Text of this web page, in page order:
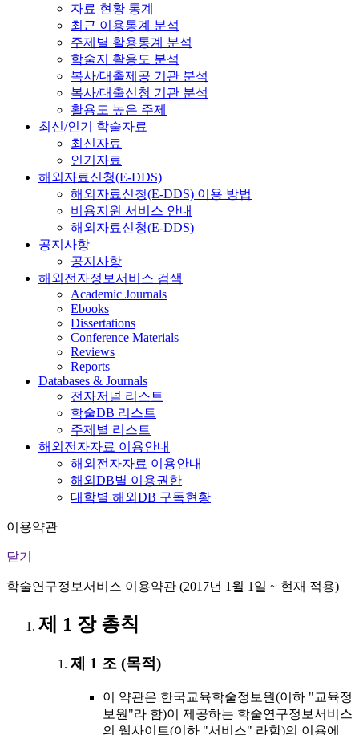
자료 현황 통계
최근 이용통계 분석
주제별 활용통계 분석
학술지 활용도 분석
복사/대출제공 기관 분석
복사/대출신청 기관 분석
활용도 높은 주제
최신/인기 학술자료
최신자료
인기자료
해외자료신청(E-DDS)
해외자료신청(E-DDS) 이용 방법
비용지원 서비스 안내
해외자료신청(E-DDS)
공지사항
공지사항
해외전자정보서비스 검색
Academic Journals
Ebooks
Dissertations
Conference Materials
Reviews
Reports
Databases & Journals
전자저널 리스트
학술DB 리스트
주제별 리스트
해외전자자료 이용안내
해외전자자료 이용안내
해외DB별 이용권한
대학별 해외DB 구독현황
이용약관
닫기
학술연구정보서비스 이용약관 (2017년 1월 1일 ~ 현재 적용)
제 1 장 총칙
제 1 조 (목적)
이 약관은 한국교육학술정보원(이하 "교육정
보원"라 함)이 제공하는 학술연구정보서비스
의 웹사이트(이하 "서비스" 라함)의 이용에